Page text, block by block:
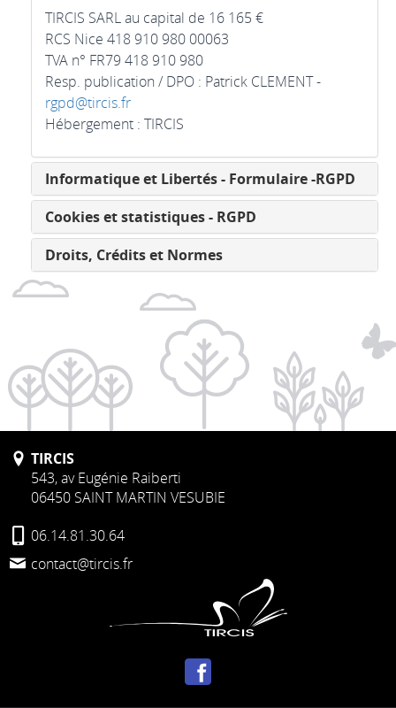
TIRCIS SARL au capital de 16 165 €
RCS Nice 418 910 980 00063
TVA n° FR79 418 910 980
Resp. publication / DPO : Patrick CLEMENT -
rgpd@tircis.fr
Hébergement : TIRCIS
Informatique et Libertés - Formulaire -RGPD
Cookies et statistiques - RGPD
Droits, Crédits et Normes
TIRCIS
543, av Eugénie Raiberti
06450 SAINT MARTIN VESUBIE
06.14.81.30.64
contact@tircis.fr